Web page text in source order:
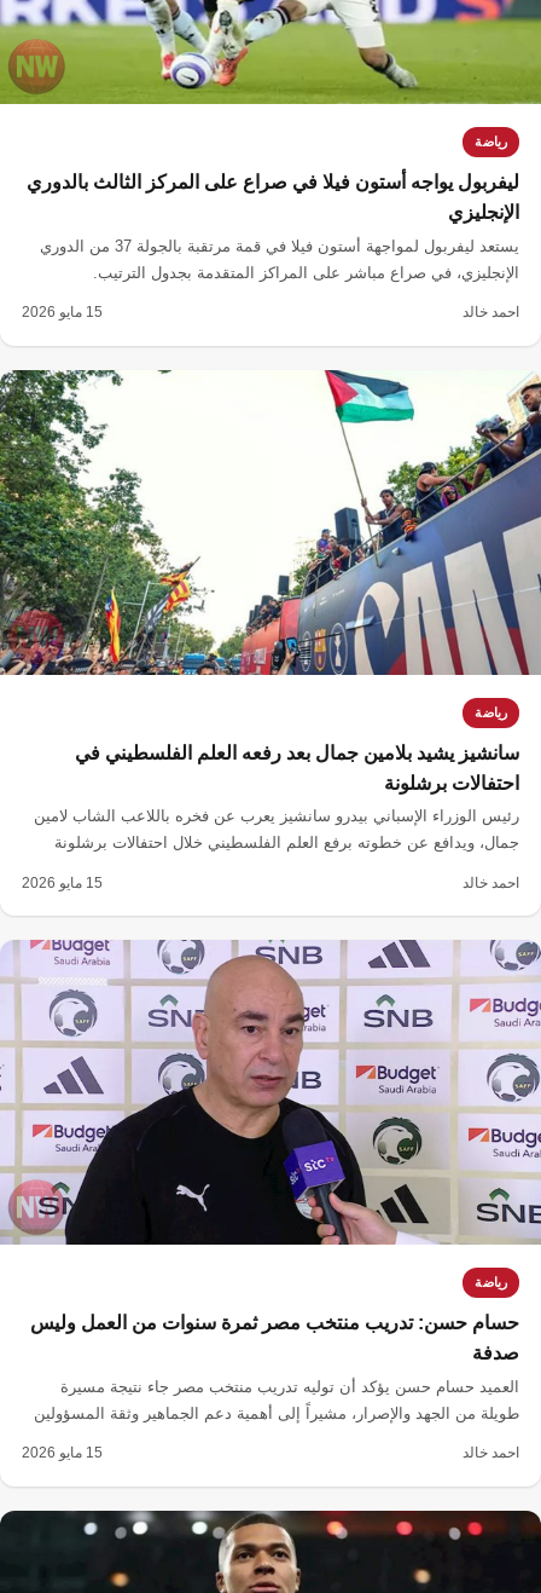
رياضة
ليفربول يواجه أستون فيلا في صراع على المركز الثالث بالدوري
الإنجليزي
يستعد ليفربول لمواجهة أستون فيلا في قمة مرتقبة بالجولة 37 من الدوري
الإنجليزي، في صراع مباشر على المراكز المتقدمة بجدول الترتيب.
احمد خالد 15 مايو 2026
رياضة
سانشيز يشيد بلامين جمال بعد رفعه العلم الفلسطيني في
احتفالات برشلونة
رئيس الوزراء الإسباني بيدرو سانشيز يعرب عن فخره باللاعب الشاب لامين
جمال، ويدافع عن خطوته برفع العلم الفلسطيني خلال احتفالات برشلونة
احمد خالد 15 مايو 2026
رياضة
حسام حسن: تدريب منتخب مصر ثمرة سنوات من العمل وليس
صدفة
العميد حسام حسن يؤكد أن توليه تدريب منتخب مصر جاء نتيجة مسيرة
طويلة من الجهد والإصرار، مشيراً إلى أهمية دعم الجماهير وثقة المسؤولين
احمد خالد 15 مايو 2026